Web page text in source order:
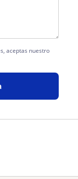
aceptas nuestro